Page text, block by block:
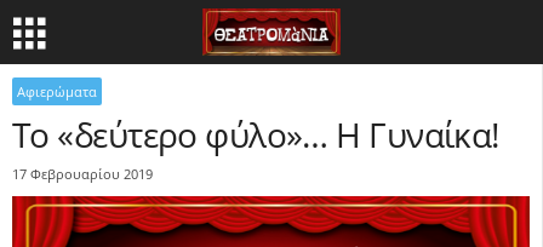
Αφιερώματα
Το «δεύτερο φύλο»… Η Γυναίκα!
17 Φεβρουαρίου 2019